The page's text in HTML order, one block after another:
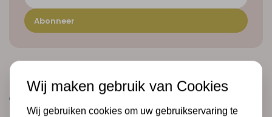
Abonneer
Wij maken gebruik van Cookies
Wij gebruiken cookies om uw gebruikservaring te